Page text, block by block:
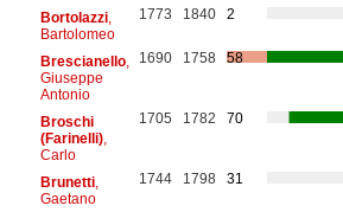
Bortolazzi,
Bartolomeo
1773 1840 2
Brescianello,
Giuseppe
Antonio
1690 1758 58
Broschi
(Farinelli),
Carlo
1705 1782 70
Brunetti,
Gaetano
1744 1798 31